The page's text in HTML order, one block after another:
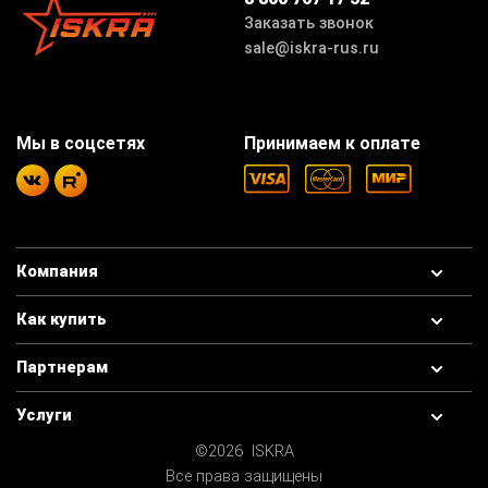
Заказать звонок
sale@iskra-rus.ru
Компания
Как купить
Партнерам
Услуги
©2026 ISKRA
Все права защищены
Принимаем к оплате
Мы в соцсетях